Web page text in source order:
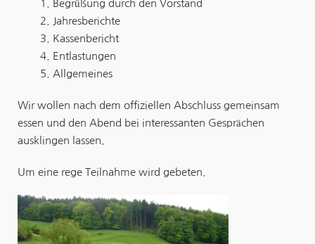
Begrüßung durch den Vorstand
Jahresberichte
Kassenbericht
Entlastungen
Allgemeines
Wirwollen nach dem offiziellen Abschluss gemeinsam
essen und den Abend bei interessanten Gesprächen
ausklingen lassen.
Um eine rege Teilnahme wird gebeten.